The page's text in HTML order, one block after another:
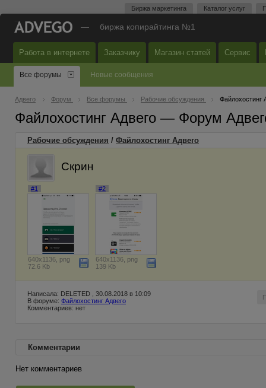
Биржа маркетинга Каталог услуг
— биржа копирайтинга №1
Работа в интернете Заказчику Магазин статей Сервис
Все форумы Новые сообщения
Адвего Форум Все форумы Рабочие обсуждения Файлохостинг
Файлохостинг Адвего — Форум
Рабочие обсуждения / Файлохостинг Адвего
Скрин
#1
640x1136, png
72.6 Kb
#2
640x1136, png
139 Kb
Написала: DELETED , 30.08.2018 в 10:09
В форуме: Файлохостинг Адвего
Комментариев: нет
Комментарии
Нет комментариев